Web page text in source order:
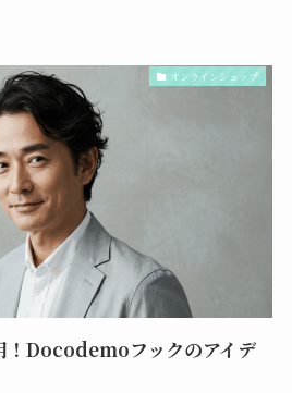
オンラインショップ
！Docodemoフックのアイデ